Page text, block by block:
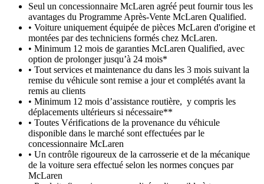
Seul un concessionnaire McLaren agréé peut fournir tous les
avantages du Programme Après-Vente McLaren Qualified.
• Voiture uniquement équipée de pièces McLaren d'origine et
montées par des techniciens formés chez McLaren.
• Minimum 12 mois de garanties McLaren Qualified, avec
option de prolonger jusqu’à 24 mois*
• Tout services et maintenance du dans les 3 mois suivant la
remise du véhicule sont remise a jour et complétés avant la
remis au clients
• Minimum 12 mois d’assistance routière, y compris les
déplacements ultérieurs si nécessaire**
• Toutes Vérifications de la provenance du véhicule
disponible dans le marché sont effectuées par le
concessionnaire McLaren
• Un contrôle rigoureux de la carrosserie et de la mécanique
de la voiture sera effectué selon les normes conçues par
McLaren